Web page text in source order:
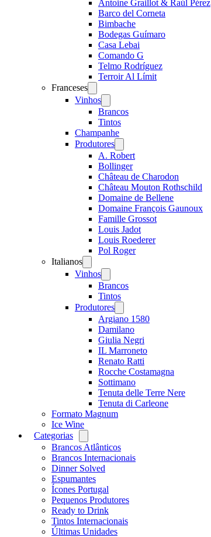
Antoine Graillot & Raúl Pérez
Barco del Corneta
Bimbache
Bodegas Guímaro
Casa Lebai
Comando G
Telmo Rodríguez
Terroir Al Límit
Franceses
menu
Vinhos
menu
Brancos
Tintos
Champanhe
Produtores
menu
A. Robert
Bollinger
Château de Charodon
Château Mouton Rothschild
Domaine de Bellene
Domaine François Gaunoux
Famille Grossot
Louis Jadot
Louis Roederer
Pol Roger
Italianos
menu
Vinhos
menu
Brancos
Tintos
Produtores
menu
Argiano 1580
Damilano
Giulia Negri
IL Marroneto
Renato Ratti
Rocche Costamagna
Sottimano
Tenuta delle Terre Nere
Tenuta di Carleone
Formato Magnum
Ice Wine
Categorias
menu
Brancos Atlânticos
Brancos Internacionais
Dinner Solved
Espumantes
Ícones Portugal
Pequenos Produtores
Ready to Drink
Tintos Internacionais
Últimas Unidades